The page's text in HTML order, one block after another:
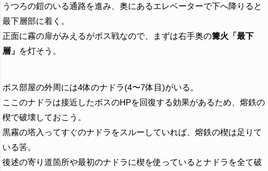
うつろの鎧のいる通路を進み、奥にあるエレベーターで下へ降りると
最下層部に着く。
正面に霧の扉がみえるがボス戦なので、まずは右手奥の篝火「最下
層」 を灯そう。
ボス部屋の外周には4体のナドラ(4〜7体目)がいる。
ここのナドラは接近したボスのHPを回復する効果があるため、熔鉄の
楔で破壊しておこう。
黒霧の塔入ってすぐのナドラをスルーしていれば、熔鉄の楔は足りて
いる筈。
後述の寄り道箇所や最初のナドラに楔を使っているとナドラを全て破